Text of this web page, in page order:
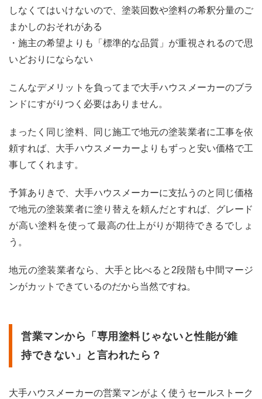
しなくてはいけないので、塗装回数や塗料の希釈分量のご
まかしのおそれがある
・施主の希望よりも「標準的な品質」が重視されるので思
いどおりにならない
こんなデメリットを負ってまで大手ハウスメーカーのブラ
ンドにすがりつく必要はありません。
まったく同じ塗料、同じ施工で地元の塗装業者に工事を依
頼すれば、大手ハウスメーカーよりもずっと安い価格で工
事してくれます。
予算ありきで、大手ハウスメーカーに支払うのと同じ価格
で地元の塗装業者に塗り替えを頼んだとすれば、グレード
が高い塗料を使って最高の仕上がりが期待できるでしょ
う。
地元の塗装業者なら、大手と比べると2段階も中間マージ
ンがカットできているのだから当然ですね。
営業マンから「専用塗料じゃないと性能が維
持できない」と言われたら？
大手ハウスメーカーの営業マンがよく使うセールストーク